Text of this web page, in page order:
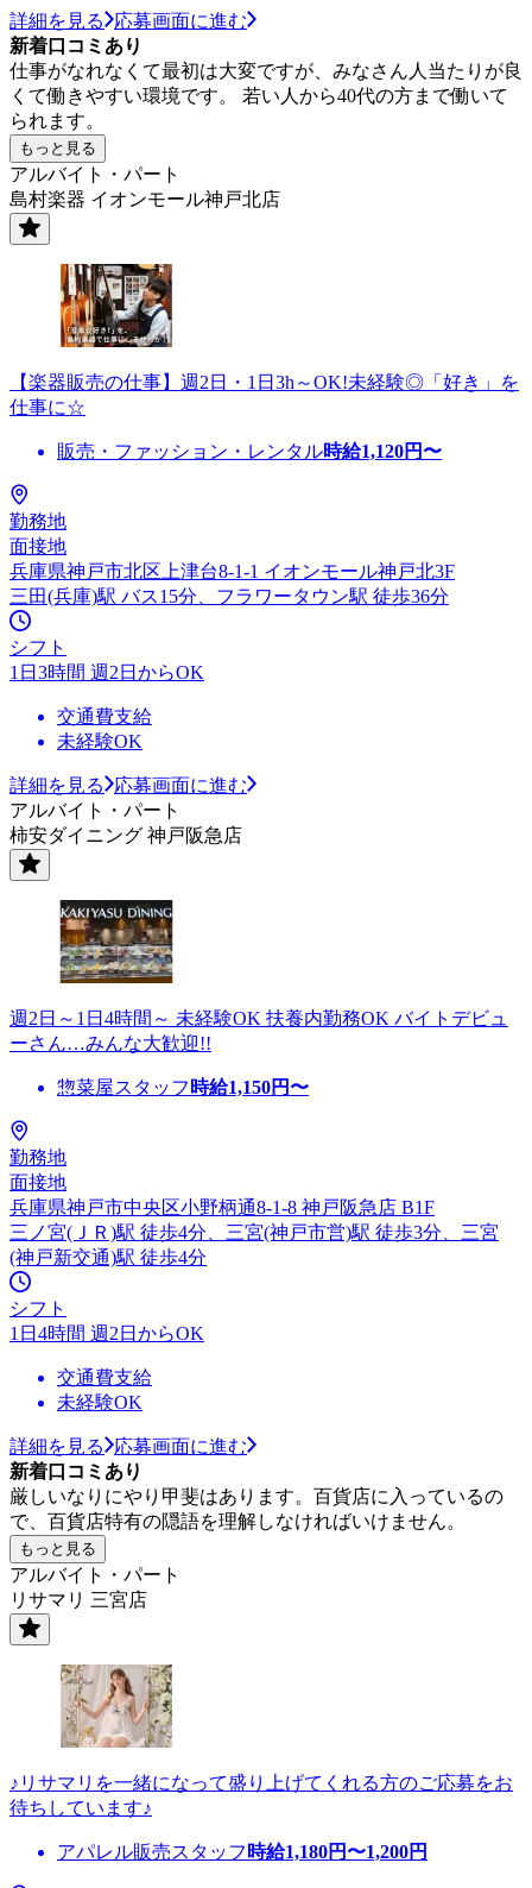
詳細を見る
応募画面に進む
新着口コミあり
仕事がなれなくて最初は大変ですが、みなさん人当たりが良
くて働きやすい環境です。 若い人から40代の方まで働いて
られます。
もっと見る
アルバイト・パート
島村楽器 イオンモール神戸北店
【楽器販売の仕事】週2日・1日3h～OK!未経験◎「好き」を
仕事に☆
販売・ファッション・レンタル時給1,120円〜
勤務地
面接地
兵庫県神戸市北区上津台8-1-1 イオンモール神戸北3F
三田(兵庫)駅 バス15分、フラワータウン駅 徒歩36分
シフト
1日3時間 週2日からOK
交通費支給
未経験OK
詳細を見る
応募画面に進む
アルバイト・パート
柿安ダイニング 神戸阪急店
週2日～1日4時間～ 未経験OK 扶養内勤務OK バイトデビュ
ーさん…みんな大歓迎!!
惣菜屋スタッフ 時給1,150円〜
勤務地
面接地
兵庫県神戸市中央区小野柄通8-1-8 神戸阪急店 B1F
三ノ宮(ＪＲ)駅 徒歩4分、三宮(神戸市営)駅 徒歩3分、三宮
(神戸新交通)駅 徒歩4分
シフト
1日4時間 週2日からOK
交通費支給
未経験OK
詳細を見る
応募画面に進む
新着口コミあり
厳しいなりにやり甲斐はあります。百貨店に入っているの
で、百貨店特有の隠語を理解しなければいけません。
もっと見る
アルバイト・パート
リサマリ 三宮店
♪リサマリを一緒になって盛り上げてくれる方のご応募をお
待ちしています♪
アパレル販売スタッフ 時給1,180円〜1,200円